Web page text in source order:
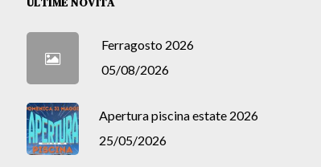
Ferragosto 2026
05/08/2026
Apertura piscina estate 2026
25/05/2026